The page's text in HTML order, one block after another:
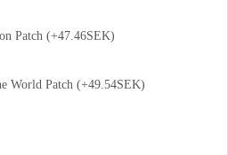
Patch (+47.46SEK)
World Patch (+49.54SEK)